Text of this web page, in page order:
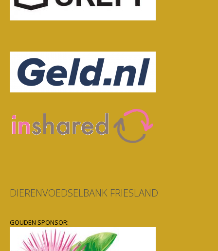
DIERENVOEDSELBANK FRIESLAND
GOUDEN SPONSOR: